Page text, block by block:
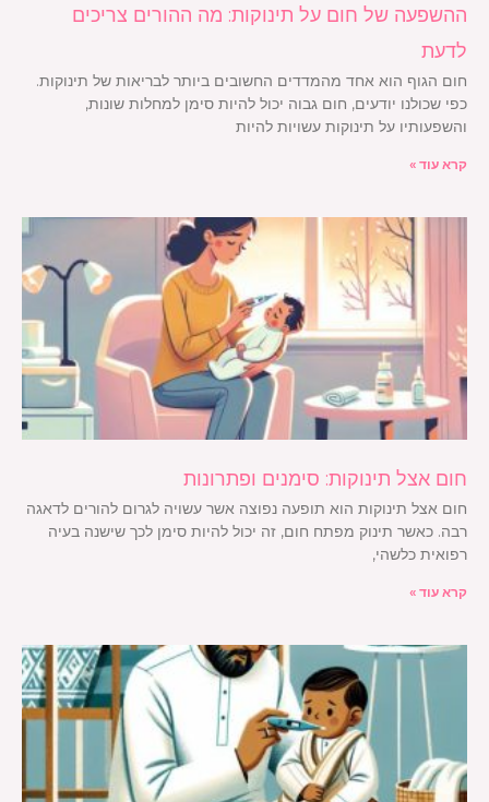
ההשפעה של חום על תינוקות: מה ההורים צריכים
לדעת
חום הגוף הוא אחד מהמדדים החשובים ביותר לבריאות של תינוקות.
כפי שכולנו יודעים, חום גבוה יכול להיות סימן למחלות שונות,
והשפעותיו על תינוקות עשויות להיות
קרא עוד »
חום אצל תינוקות: סימנים ופתרונות
חום אצל תינוקות הוא תופעה נפוצה אשר עשויה לגרום להורים לדאגה
רבה. כאשר תינוק מפתח חום, זה יכול להיות סימן לכך שישנה בעיה
רפואית כלשהי,
קרא עוד »